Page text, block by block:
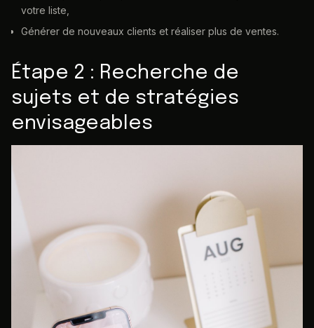
votre liste,
Générer de nouveaux clients et réaliser plus de ventes.
Étape 2 : Recherche de
sujets et de stratégies
envisageables